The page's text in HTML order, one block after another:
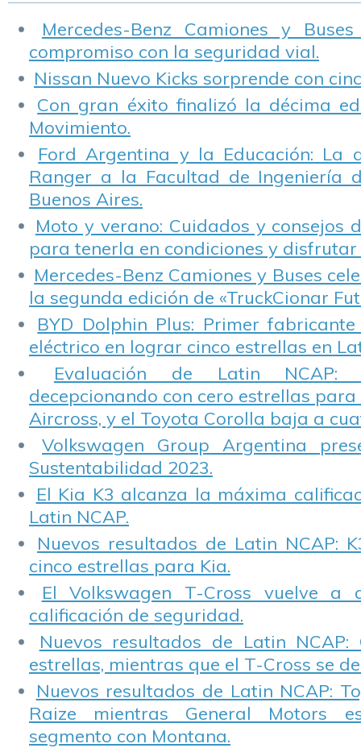
Mercedes-Benz Camiones y
compromiso con la seguridad vial.
Nissan Nuevo Kicks sorprende con
Con gran éxito finalizó la décima
Movimiento.
Ford Argentina y la Educación: La
Ranger a la Facultad de Ingeniería
Buenos Aires.
Moto y verano: Cuidados y consejos
para tenerla en condiciones y disfrutar
Mercedes-Benz Camiones y Buses
la segunda edición de «TruckCionar
BYD Dolphin Plus: Primer
eléctrico en lograr cinco estrellas en
Evaluación de Latin NCAP:
decepcionando con cero estrellas para
Aircross, y el Toyota Corolla baja a
Volkswagen Group Argentina
Sustentabilidad 2023.
El Kia K3 alcanza la máxima
Latin NCAP.
Nuevos resultados de Latin NCAP:
cinco estrellas para Kia.
El Volkswagen T-Cross vuelve a
calificación de seguridad.
Nuevos resultados de Latin NCAP:
estrellas, mientras que el T-Cross se
Nuevos resultados de Latin NCAP:
Raize mientras General Motors
segmento con Montana.